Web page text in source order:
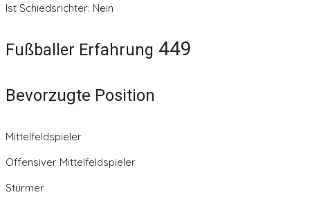
Ist Schiedsrichter: Nein
Fußballer Erfahrung 449
Bevorzugte Position
Mittelfeldspieler
Offensiver Mittelfeldspieler
Stürmer